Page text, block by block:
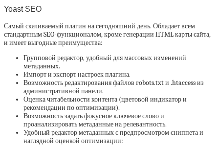
Yoast SEO
Самый скачиваемый плагин на сегодняшний день. Обладает всем
стандартным SEO-функционалом, кроме генерации HTML карты сайта,
и имеет выгодные преимущества:
Групповой редактор, удобный для массовых изменений
метаданных.
Импорт и экспорт настроек плагина.
Возможность редактирования файлов robots.txt и .htaccess из
административной панели.
Оценка читабельности контента (цветовой индикатор и
рекомендации по оптимизации).
Возможность задать фокусное ключевое слово и
проанализировать метаданные на релевантность.
Удобный редактор метаданных с предпросмотром сниппета и
наглядной оценкой оптимизации: